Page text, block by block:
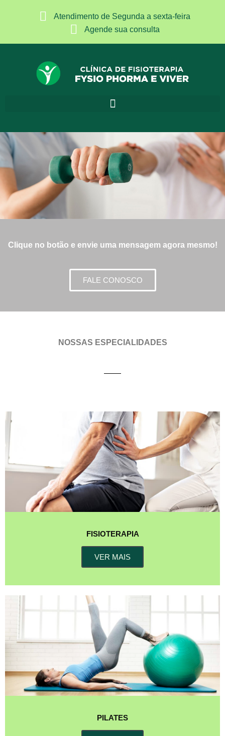
Atendimento de Segunda a sexta-feira
Agende sua consulta
Clique no botão e envie uma mensagem agora mesmo!
FALE CONOSCO
NOSSAS ESPECIALIDADES
FISIOTERAPIA
VER MAIS
PILATES